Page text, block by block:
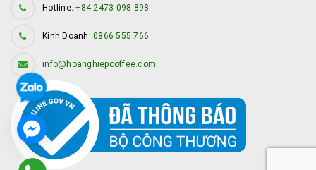
Hotline:+84 2473 098 898
Kinh Doanh: 0866 555 766
info@hoanghiepcoffee.com